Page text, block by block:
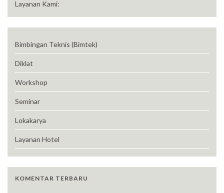
Layanan Kami:
Bimbingan Teknis (Bimtek)
Diklat
Workshop
Seminar
Lokakarya
Layanan Hotel
KOMENTAR TERBARU